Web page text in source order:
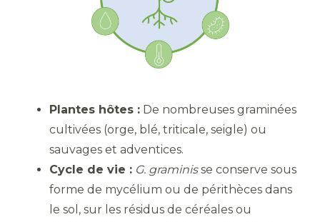
Plantes hôtes : De nombreuses graminées
cultivées (orge, blé, triticale, seigle) ou
sauvages et adventices.
Cycle de vie : G. graminisse conserve sous
forme de mycélium ou de périthèces dans
le sol, sur les résidus de céréales ou